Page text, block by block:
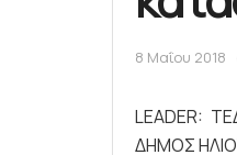
8 Μαΐου 2018
LEADER:
ΔΗΜΟΣ